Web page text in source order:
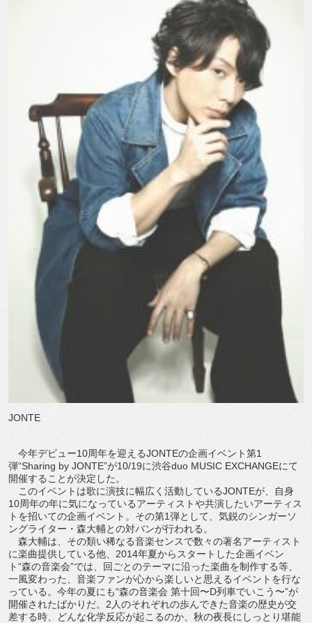
JONTE
今年デビュー10周年を迎えるJONTEの企画イベント第1
弾“Sharing by JONTE”が10/19に渋谷duo MUSIC EXCHANGEにて
開催することが決定した。
このイベントは歌に演技に幅広く活動しているJONTEが、自身
10周年の年に気になっているアーティストや共演したいアーティス
トを招いての企画イベント。その第1弾として、気鋭のシンガーソ
ングライター・森大輔との対バンが行われる。
森大輔は、その類い稀なる音楽センスで数々の著名アーティスト
に楽曲提供している他、2014年夏からスタートした企画イベン
ト“森の音楽会”では、回ごとのテーマに沿った楽曲を制作する等、
一風変わった、音楽ファンが心から楽しいと思えるイベントを行な
っている。今年の夏にも“森の音楽会 第十回〜D列車でいこう〜”が
開催されたばかりだ。2人のそれぞれの歩んできた音楽の歴史が交
差する時、どんな化学反応が起こるのか、秋の夜長にしっとり堪能